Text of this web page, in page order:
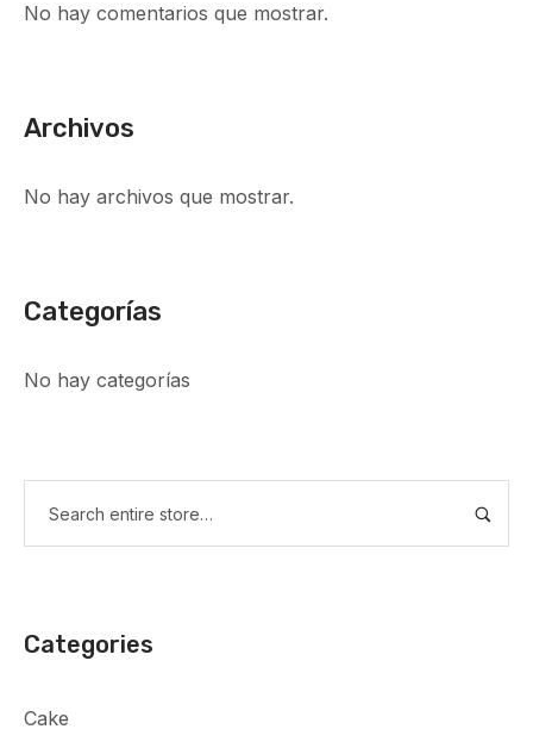
No hay comentarios que mostrar.
Archivos
No hay archivos que mostrar.
Categorías
No hay categorías
Categories
Cake